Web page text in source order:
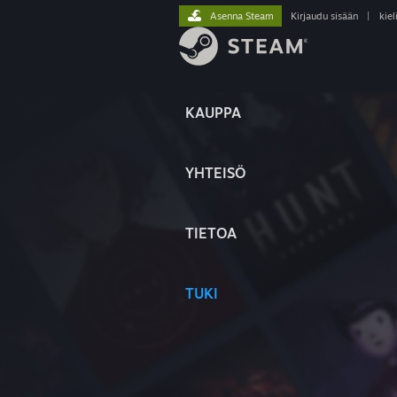
KAUPPA
YHTEISÖ
TIETOA
TUKI
Asenna Steam Kirjaudu sisään kieli